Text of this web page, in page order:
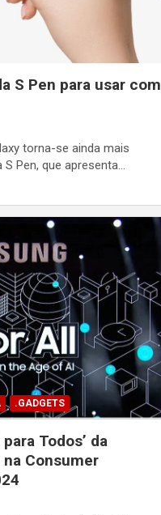
S Pen para usar com
torna-se ainda mais
Pen, que apresenta…
.GADGETS
Todos’ da
Consumer